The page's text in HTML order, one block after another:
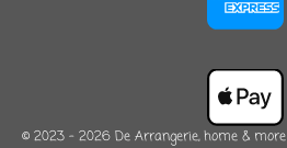
© 2023 - 2026 De Arrangerie, home & more